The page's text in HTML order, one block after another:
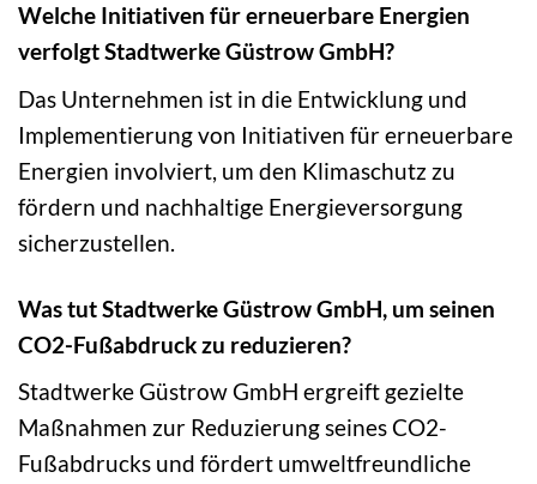
Welche Initiativen für erneuerbare Energien
verfolgt Stadtwerke Güstrow GmbH?
Das Unternehmen ist in die Entwicklung und
Implementierung von Initiativen für erneuerbare
Energien involviert, um den Klimaschutz zu
fördern und nachhaltige Energieversorgung
sicherzustellen.
Was tut Stadtwerke Güstrow GmbH, um seinen
CO2-Fußabdruck zu reduzieren?
Stadtwerke Güstrow GmbH ergreift gezielte
Maßnahmen zur Reduzierung seines CO2-
Fußabdrucks und fördert umweltfreundliche